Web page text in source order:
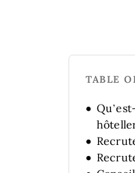
TABLE